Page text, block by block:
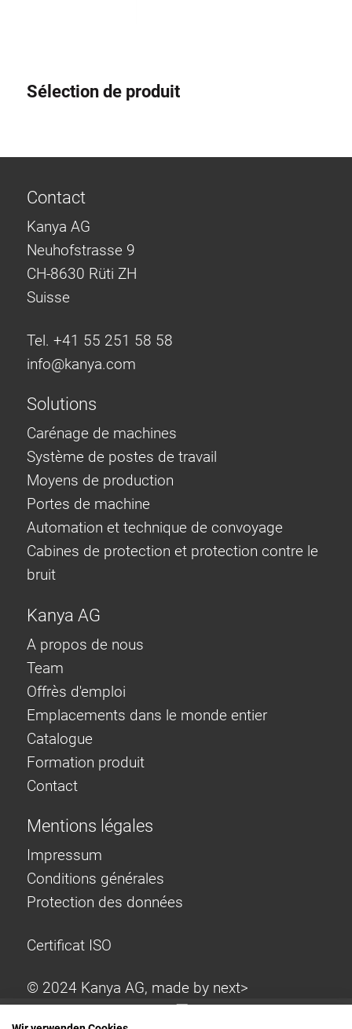
Sélection de produit
Contact
Kanya AG
Neuhofstrasse 9
CH-8630 Rüti ZH
Suisse
Tel. +41 55 251 58 58
info@kanya.com
Solutions
Carénage de machines
Système de postes de travail
Moyens de production
Portes de machine
Automation et technique de convoyage
Cabines de protection et protection contre le
bruit
Kanya AG
A propos de nous
Team
Offrès d'emploi
Emplacements dans le monde entier
Catalogue
Formation produit
Contact
Mentions légales
Impressum
Conditions générales
Protection des données
Certificat ISO
© 2024 Kanya AG, made by next>